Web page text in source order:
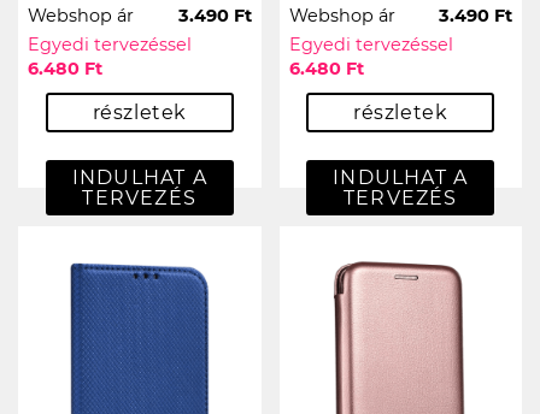
Webshop ár
3.490 Ft
Egyedi tervezéssel
6.480 Ft
részletek
INDULHAT A
TERVEZÉS
Webshop ár
3.490 Ft
Egyedi tervezéssel
6.480 Ft
részletek
INDULHAT A
TERVEZÉS